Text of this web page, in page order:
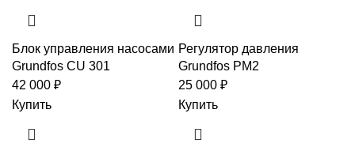
Блок управления насосами
Grundfos CU 301
42 000 ₽
Купить
Регулятор давления
Grundfos PM2
25 000 ₽
Купить